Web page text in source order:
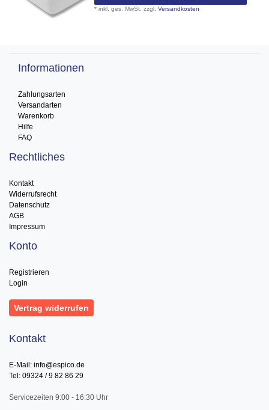
*inkl. ges. MwSt. zzgl.Versandkosten
Informationen
Zahlungsarten
Versandarten
Warenkorb
Hilfe
FAQ
Rechtliches
Kontakt
Widerrufsrecht
Datenschutz
AGB
Impressum
Konto
Registrieren
Login
Vertrag widerrufen
Kontakt
E-Mail: info@espico.de
Tel: 09324 / 9 82 86 29
Servicezeiten 9:00 - 16:30 Uhr